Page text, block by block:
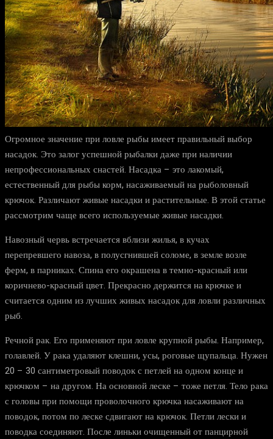
Огромное значение при ловле рыбы имеет правильный выбор
насадок. Это залог успешной рыбалки даже при наличии
непрофессиональных снастей. Насадка – это лакомый,
естественный для рыбы корм, насаживаемый на рыболовный
крючок. Различают живые насадки и растительные. В этой статье
рассмотрим чаще всего используемые живые насадки.
Навозный червь встречается вблизи жилья, в кучах
перепревшего навоза, в полусгнившей соломе, в земле возле
ферм, в парниках. Спина его окрашена в темно-красный или
коричнево-красный цвет. Прекрасно держится на крючке и
считается одним из лучших живых насадок для ловли различных
рыб.
Речной рак. Его применяют при ловле крупной рыбы. Например,
голавлей. У рака удаляют клешни, усы, роговые щупальца. Нужен
20 – 30 сантиметровый поводок с петлей на одном конце и
крючком – на другом. На основной леске – тоже петля. Тело рака
с головы при помощи проволочного крючка насаживают на
поводок, потом по леске сдвигают на крючок. Петли лески и
поводка соединяют. После линьки очищенный от панцирной